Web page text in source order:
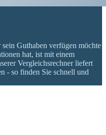
Guthaben verfügen möchte
hat, ist mit einem
Vergleichsrechner liefert
- so finden Sie schnell und